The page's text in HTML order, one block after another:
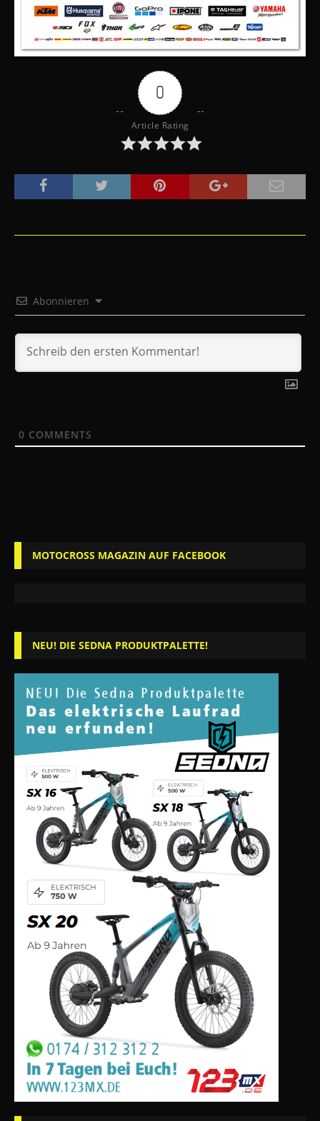
0
Article Rating
Abonnieren
0 COMMENTS
MOTOCROSS MAGAZIN AUF FACEBOOK
NEU! DIE SEDNA PRODUKTPALETTE!